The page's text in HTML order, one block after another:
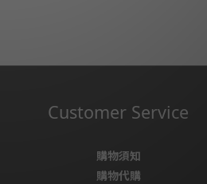
Customer Service
購物須知
購物代購